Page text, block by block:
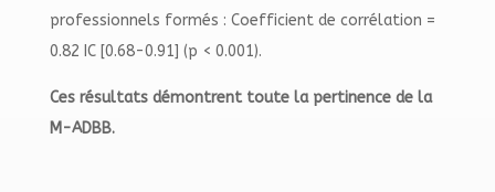
professionnels formés : Coefficient de corrélation =
0.82 IC [0.68-0.91] (p < 0.001).
Ces résultats démontrent toute la pertinence de la
M-ADBB.